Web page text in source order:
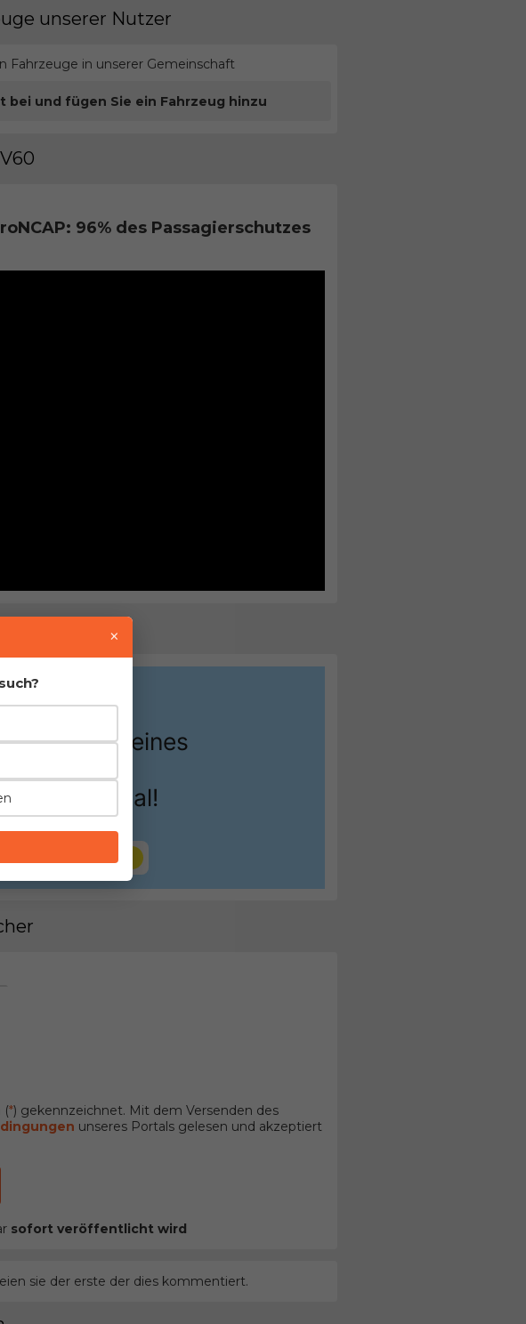
unserer Nutzer
Fahrzeuge in unserer Gemeinschaft
bei und fügen Sie ein Fahrzeug hinzu
96% des Passagierschutzes
(*) gekennzeichnet. Mit dem Versenden des
unseres Portals gelesen und akzeptiert
sofort veröffentlicht wird
sie der erste der dies kommentiert.
×